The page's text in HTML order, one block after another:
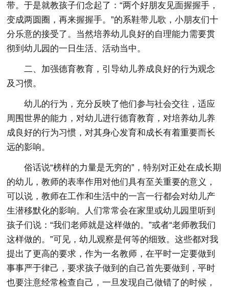
带。于是就教孩子们念起了：“两个好朋友见面握握手，
变成两圆圈，再来握握手。”的系鞋带儿歌，小朋友们十
分乐意的接受了。当然培养幼儿良好的自理能力需要贯
彻到幼儿园的一日生活、活动当中。
二、加强德育教育，引导幼儿养成良好的行为观念
及习惯。
幼儿的行为，充分反映了他们参与社会交往，适应
周围世界的能力，对幼儿进行德育教育，对培养幼儿养
成良好的行为习惯，对其身心发育和成长有着重要而长
远的影响。
俗话说“榜样的力量是无穷的”，特别对正处在成长期
的幼儿，教师的表率作用对他们具有至关重要的意义，
可以说，教师在工作和生活中的一言一行都会对幼儿产
生潜移默化的影响。人们常常会在家里或幼儿园里听到
孩子们说：“我们老师就是这样做的。”或者“老师教我们
这样做的。”可见，幼儿观察是何等的细致。这些都对我
提出了更高的要求，作为一名教师，在平时一定要做到
事事严于律己，要求孩子做到的自己首先要做到，平时
也要注意经常检查自己，一旦发现自己做错了的时候，